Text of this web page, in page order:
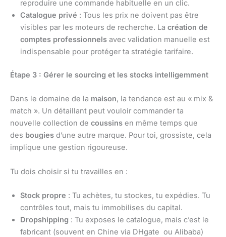
reproduire une commande habituelle en un clic.
Catalogue privé : Tous les prix ne doivent pas être
visibles par les moteurs de recherche. La création de
comptes professionnels avec validation manuelle est
indispensable pour protéger ta stratégie tarifaire.
Étape 3 : Gérer le sourcing et les stocks intelligemment
Dans le domaine de la maison, la tendance est au « mix &
match ». Un détaillant peut vouloir commander ta
nouvelle collection de coussins en même temps que
des bougies d’une autre marque. Pour toi, grossiste, cela
implique une gestion rigoureuse.
Tu dois choisir si tu travailles en :
Stock propre : Tu achètes, tu stockes, tu expédies. Tu
contrôles tout, mais tu immobilises du capital.
Dropshipping : Tu exposes le catalogue, mais c’est le
fabricant (souvent en Chine via DHgate ou Alibaba)